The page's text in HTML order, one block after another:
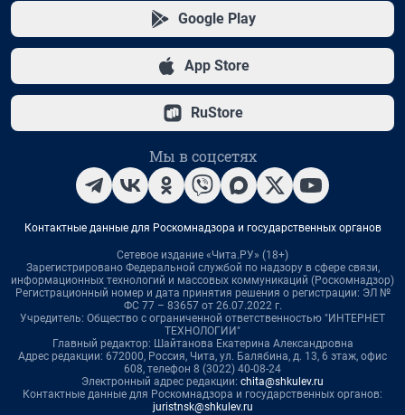
Google Play
App Store
RuStore
Мы в соцсетях
Контактные данные для Роскомнадзора и государственных органов
Сетевое издание «Чита.РУ» (18+)
Зарегистрировано Федеральной службой по надзору в сфере связи,
информационных технологий и массовых коммуникаций (Роскомнадзор)
Регистрационный номер и дата принятия решения о регистрации: ЭЛ №
ФС 77 – 83657 от 26.07.2022 г.
Учредитель: Общество с ограниченной ответственностью "ИНТЕРНЕТ
ТЕХНОЛОГИИ"
Главный редактор: Шайтанова Екатерина Александровна
Адрес редакции: 672000, Россия, Чита, ул. Балябина, д. 13, 6 этаж, офис
608, телефон 8 (3022) 40-08-24
Электронный адрес редакции: chita@shkulev.ru
Контактные данные для Роскомнадзора и государственных органов:
juristnsk@shkulev.ru